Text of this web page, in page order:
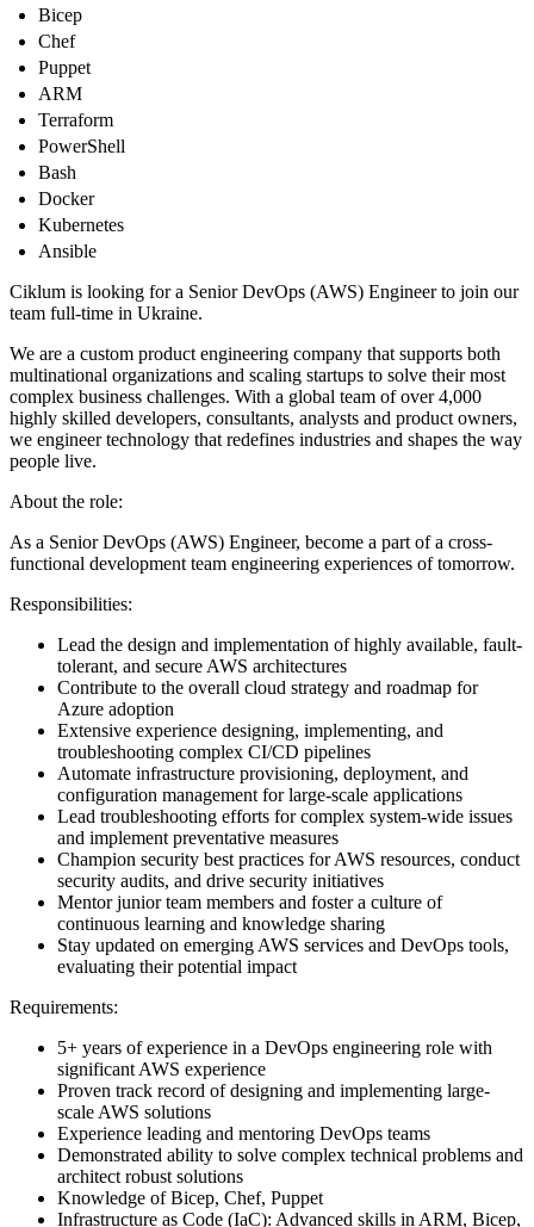
Bicep
Chef
Puppet
ARM
Terraform
PowerShell
Bash
Docker
Kubernetes
Ansible
Ciklum is looking for a Senior DevOps (AWS) Engineer to join our
team full-time in Ukraine.
We are a custom product engineering company that supports both
multinational organizations and scaling startups to solve their most
complex business challenges. With a global team of over 4,000
highly skilled developers, consultants, analysts and product owners,
we engineer technology that redefines industries and shapes the way
people live.
About the role:
As a Senior DevOps (AWS) Engineer, become a part of a cross-
functional development team engineering experiences of tomorrow.
Responsibilities:
Lead the design and implementation of highly available, fault-
tolerant, and secure AWS architectures
Contribute to the overall cloud strategy and roadmap for
Azure adoption
Extensive experience designing, implementing, and
troubleshooting complex CI/CD pipelines
Automate infrastructure provisioning, deployment, and
configuration management for large-scale applications
Lead troubleshooting efforts for complex system-wide issues
and implement preventative measures
Champion security best practices for AWS resources, conduct
security audits, and drive security initiatives
Mentor junior team members and foster a culture of
continuous learning and knowledge sharing
Stay updated on emerging AWS services and DevOps tools,
evaluating their potential impact
Requirements:
5+ years of experience in a DevOps engineering role with
significant AWS experience
Proven track record of designing and implementing large-
scale AWS solutions
Experience leading and mentoring DevOps teams
Demonstrated ability to solve complex technical problems and
architect robust solutions
Knowledge of Bicep, Chef, Puppet
Infrastructure as Code (IaC): Advanced skills in ARM, Bicep,